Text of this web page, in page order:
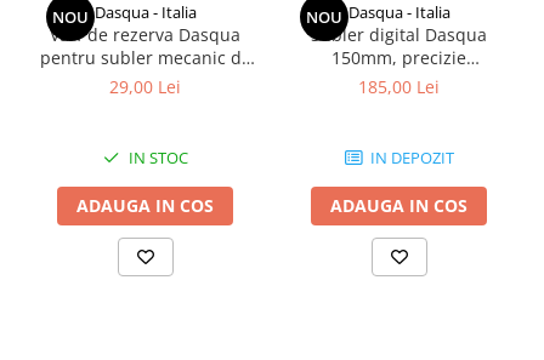
comenzii / solicitarii.
Informatii cost transport la telefon:0771620073
NOU Dasqua - Italia
Varf de rezerva Dasqua
pentru subler mecanic de
trasat
29,00 Lei
IN STOC
ADAUGA IN COS
NOU Dasqua - Italia
Subler digital Dasqua
150mm, precizie
+/-0,02mm, falci 40mm
185,00 Lei
IN DEPOZIT
ADAUGA IN COS